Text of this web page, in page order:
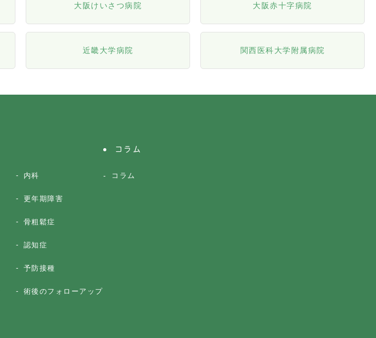
大阪けいさつ病院 大阪赤十字病院
近畿大学病院 関西医科大学附属病院
内科
更年期障害
骨粗鬆症
認知症
予防接種
術後のフォローアップ
コラム
コラム